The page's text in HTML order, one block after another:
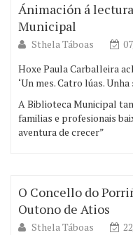
Ánimación á
Municipal
Sthela Táboas
Hoxe Paula Carballeira
‘Un mes. Catro lúas.
A Biblioteca Municipal
familias e profesionais
aventura de crecer”
O Concello do
Outono de Atios
Sthela Táboas